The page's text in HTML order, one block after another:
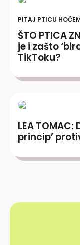
PITAJ PTICU
ŠTO PTICA
je i zašto
TikToku?
LEA
princip’